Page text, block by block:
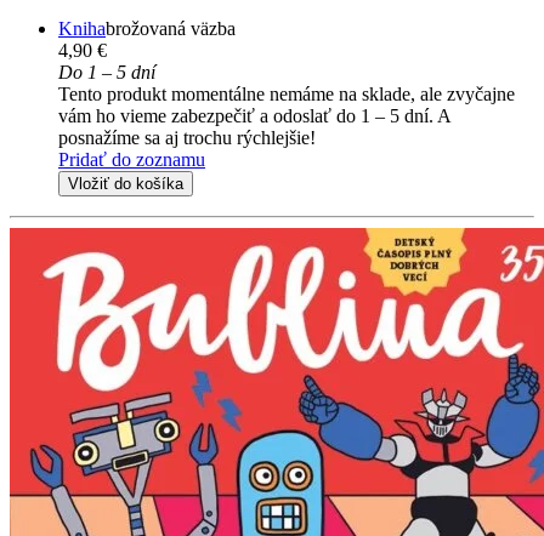
Knihabrožovaná väzba
4,90 €
Do 1 – 5 dní
Tento produkt momentálne nemáme na sklade, ale zvyčajne
vám ho vieme zabezpečiť a odoslať do 1 – 5 dní. A
posnažíme sa aj trochu rýchlejšie!
Pridať do zoznamu
Vložiť do košíka